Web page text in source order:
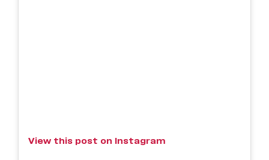
View this post on Instagram